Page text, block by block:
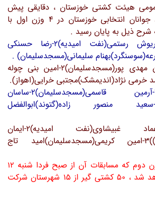
هیئت کشتی خوزستان ، دقایقی پیش
رقابتهای کشتی آزاد جوانان انتخابی خوزستان در 4 وزن اول با
شرح ذیل به پایان رسید .
50 کیلوگرم: 1-داریوش رستمی(نفت امیدیه)2-رضا حسنکی
55 کیلوگرم:1-سلمان مهدی پور(مسجدسلیمان)2-امین بنی چوله
60 کیلوگرم:1-آرمین قاسمی(مسجدسلیمان)2-ساسان
منصوری(خرمشهر)3-سعید منصور زاده(گتوند)ابوالفضل
66 کیلوگرم:1-عماد غبیشاوی(نفت امیدیه)2-ایمان
فولادوند(بندرامام(ره))3-امین کریمی(مسجدسلیمان)امید تاج
گفتنی است در4 وزن دوم که مسابقات آن از صبح فردا شنبه 12
شهریورماه آغاز خواهد شد ، 50 کشتی گیر از 15 شهرستان شرکت